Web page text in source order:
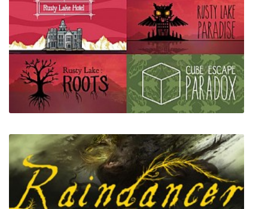
The Magnificent Trufflepigs
Rusty Lake Hotel & Rusty Lake: Roots &